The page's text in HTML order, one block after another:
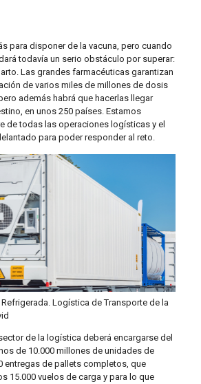
para disponer de la vacuna, pero cuando
todavía un serio obstáculo por superar:
Las grandes farmacéuticas garantizan
de varios miles de millones de dosis
además habrá que hacerlas llegar
en unos 250 países. Estamos
de todas las operaciones logísticas y el
para poder responder al reto.
Logística de Transporte de la
de la logística deberá encargarse del
de 10.000 millones de unidades de
entregas de pallets completos, que
15.000 vuelos de carga y para lo que